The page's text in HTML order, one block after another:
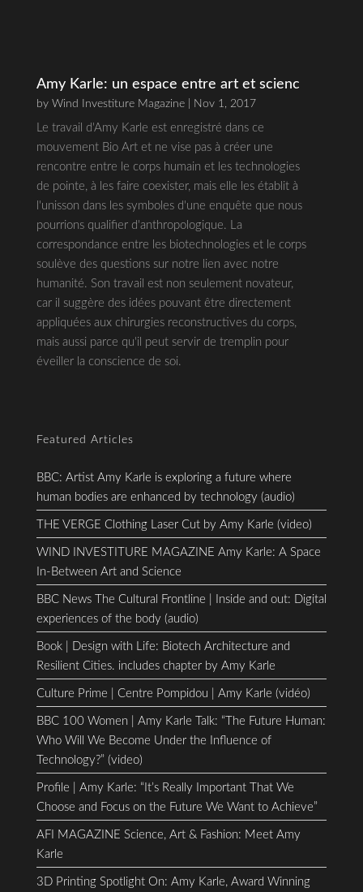
Amy Karle: un espace entre art et scienc
by Wind Investiture Magazine| Nov 1, 2017
Le travail d'Amy Karle est enregistré dans ce
mouvement Bio Art et ne vise pas à créer une
rencontre entre le corps humain et les technologies
de pointe, à les faire coexister, mais elle les établit à
l'unisson dans les symboles d'une enquête que nous
pourrions qualifier d'anthropologique. La
correspondance entre les biotechnologies et le corps
soulève des questions sur notre lien avec notre
humanité. Son travail est non seulement novateur,
car il suggère des idées pouvant être directement
appliquées aux chirurgies reconstructives du corps,
mais aussi parce qu'il peut servir de tremplin pour
éveiller la conscience de soi.
Featured Articles
BBC: Artist Amy Karle is exploring a future where
human bodies are enhanced by technology (audio)
THE VERGE Clothing Laser Cut by Amy Karle (video)
WIND INVESTITURE MAGAZINE Amy Karle: A Space
In-Between Art and Science
BBC News The Cultural Frontline | Inside and out: Digital
experiences of the body (audio)
Book | Design with Life: Biotech Architecture and
Resilient Cities. includes chapter by Amy Karle
Culture Prime | Centre Pompidou | Amy Karle (vidéo)
BBC 100 Women | Amy Karle Talk: “The Future Human:
Who Will We Become Under the Influence of
Technology?” (video)
Profile | Amy Karle: “It’s Really Important That We
Choose and Focus on the Future We Want to Achieve”
AFI MAGAZINE Science, Art & Fashion: Meet Amy
Karle
3D Printing Spotlight On: Amy Karle, Award Winning